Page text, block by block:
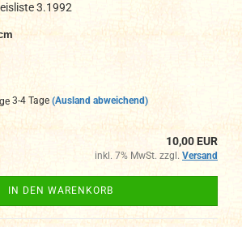
3.1992
3-4 Tage (Ausland abweichend)
10,00 EUR
inkl. 7% MwSt. zzgl. Versand
IN DEN WARENKORB